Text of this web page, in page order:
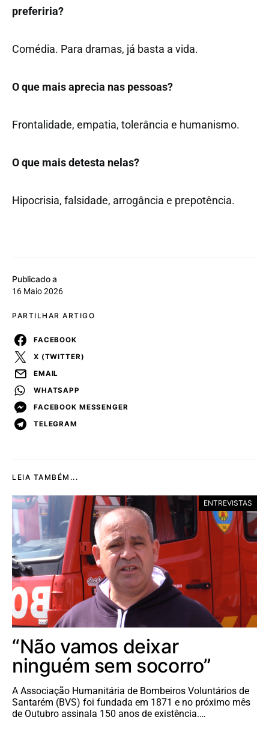
Publicado a
16 Maio 2026
PARTILHAR ARTIGO
FACEBOOK
X (TWITTER)
EMAIL
WHATSAPP
FACEBOOK MESSENGER
TELEGRAM
preferiria?
Comédia. Para dramas, já basta a vida.
O que mais aprecia nas pessoas?
Frontalidade, empatia, tolerância e humanismo.
O que mais detesta nelas?
Hipocrisia, falsidade, arrogância e prepotência.
LEIA TAMBÉM...
ENTREVISTAS
“Não vamos deixar
ninguém sem socorro”
A Associação Humanitária de Bombeiros Voluntários de
Santarém (BVS) foi fundada em 1871 e no próximo mês
de Outubro assinala 150 anos de existência.…